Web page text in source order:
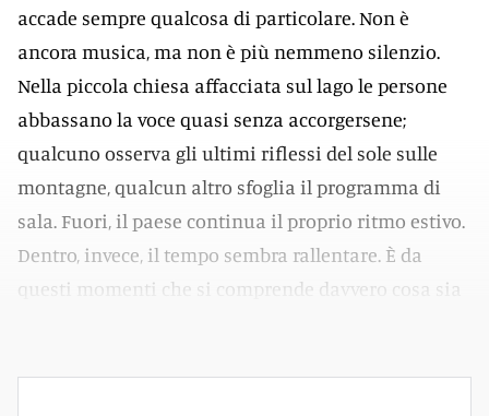
accade sempre qualcosa di particolare. Non è
ancora musica, ma non è più nemmeno silenzio.
Nella piccola chiesa affacciata sul lago le persone
abbassano la voce quasi senza accorgersene;
qualcuno osserva gli ultimi riflessi del sole sulle
montagne, qualcun altro sfoglia il programma di
sala. Fuori, il paese continua il proprio ritmo estivo.
Dentro, invece, il tempo sembra rallentare. È da
questi momenti che si comprende davvero cosa sia